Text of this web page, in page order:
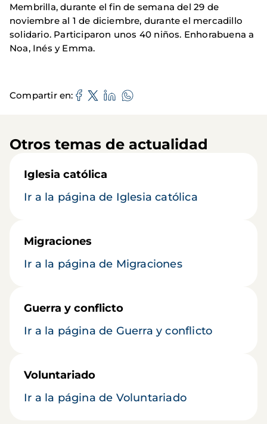
Membrilla, durante el fin de semana del 29 de
noviembre al 1 de diciembre, durante el mercadillo
solidario. Participaron unos 40 niños. Enhorabuena a
Noa, Inés y Emma.
Compartir en
Otros temas de actualidad
Iglesia católica
Ir a la página de Iglesia católica
Migraciones
Ir a la página de Migraciones
Guerra y conflicto
Ir a la página de Guerra y conflicto
Voluntariado
Ir a la página de Voluntariado